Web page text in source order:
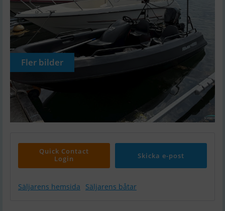
Fler bilder
Quick Contact
Login
Skicka e-post
Säljarens hemsida Säljarens båtar